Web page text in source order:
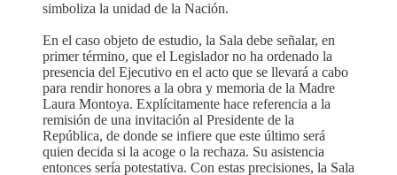
simboliza la unidad de la Nación.
En el caso objeto de estudio, la Sala debe señalar, en
primer término, que el Legislador no ha ordenado la
presencia del Ejecutivo en el acto que se llevará a cabo
para rendir honores a la obra y memoria de la Madre
Laura Montoya. Explícitamente hace referencia a la
remisión de una invitación al Presidente de la
República, de donde se infiere que este último será
quien decida si la acoge o la rechaza. Su asistencia
entonces sería potestativa. Con estas precisiones, la Sala